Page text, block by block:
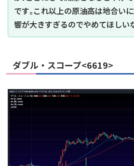
です｡これ以上の原油高は地合い
響が大きすぎるのでやめてほしい
ダブル・スコープ<6619>